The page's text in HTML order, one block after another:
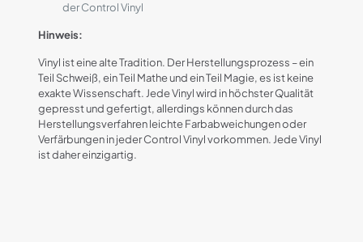
der Control Vinyl
Hinweis:
Vinyl ist eine alte Tradition. Der Herstellungsprozess – ein
Teil Schweiß, ein Teil Mathe und ein Teil Magie, es ist keine
exakte Wissenschaft. Jede Vinyl wird in höchster Qualität
gepresst und gefertigt, allerdings können durch das
Herstellungsverfahren leichte Farbabweichungen oder
Verfärbungen in jeder Control Vinyl vorkommen. Jede Vinyl
ist daher einzigartig.